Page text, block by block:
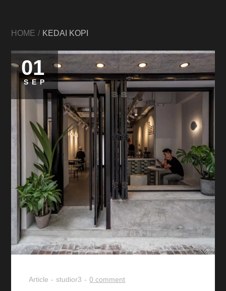
HOME KEDAI KOPI
01
SEP
Article studior3 0 comment